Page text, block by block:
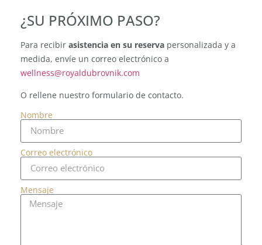
¿SU PRÓXIMO PASO?
Para recibir asistencia en su reserva personalizada y a
medida, envíe un correo electrónico a
wellness@royaldubrovnik.com
O rellene nuestro formulario de contacto.
Nombre
Correo electrónico
Mensaje